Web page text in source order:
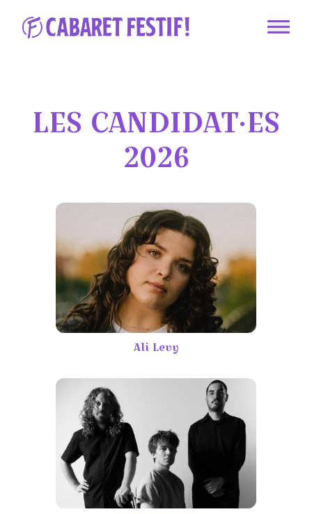
LES CANDIDAT·ES
2026
Ali Levy